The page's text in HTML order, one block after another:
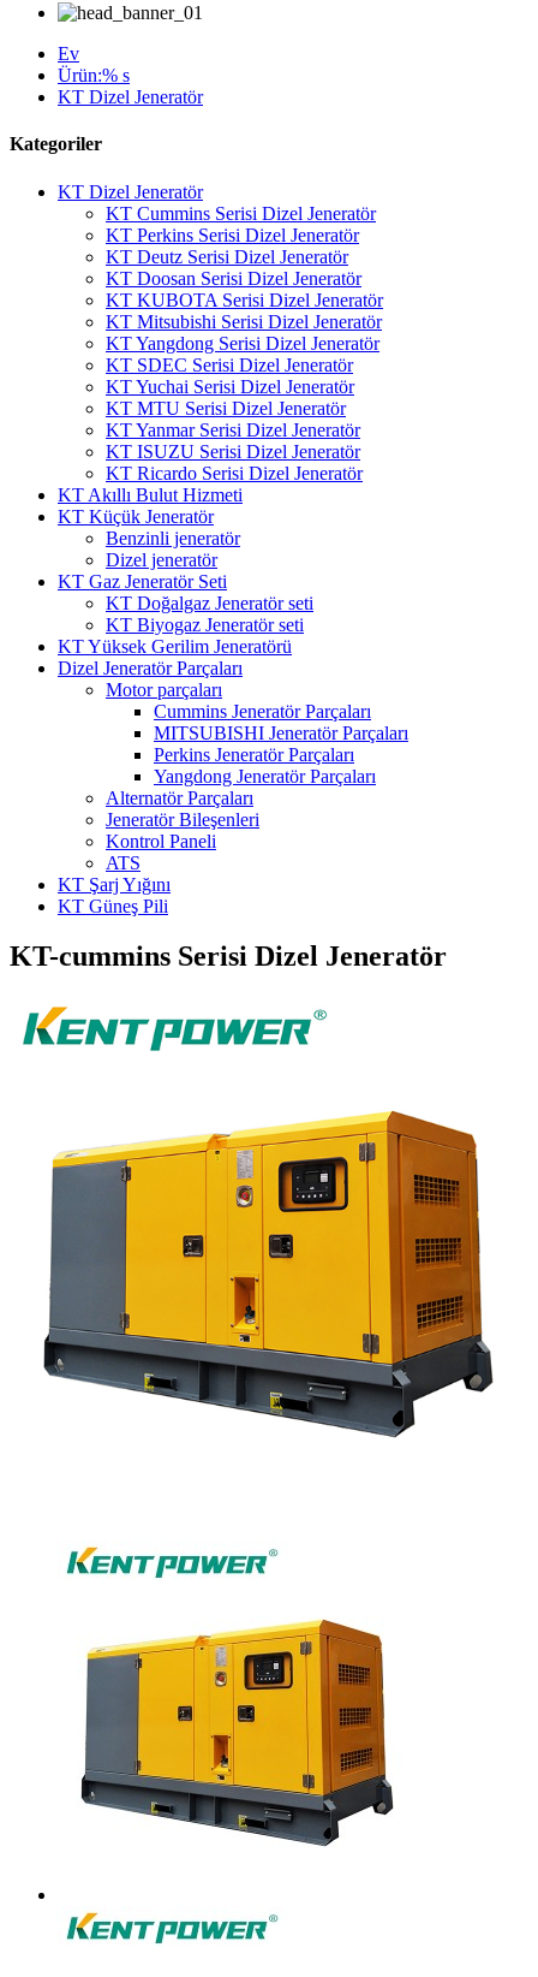
Ev
Ürün:% s
KT Dizel Jeneratör
Kategoriler
KT Dizel Jeneratör
KT Cummins Serisi Dizel Jeneratör
KT Perkins Serisi Dizel Jeneratör
KT Deutz Serisi Dizel Jeneratör
KT Doosan Serisi Dizel Jeneratör
KT KUBOTA Serisi Dizel Jeneratör
KT Mitsubishi Serisi Dizel Jeneratör
KT Yangdong Serisi Dizel Jeneratör
KT SDEC Serisi Dizel Jeneratör
KT Yuchai Serisi Dizel Jeneratör
KT MTU Serisi Dizel Jeneratör
KT Yanmar Serisi Dizel Jeneratör
KT ISUZU Serisi Dizel Jeneratör
KT Ricardo Serisi Dizel Jeneratör
KT Akıllı Bulut Hizmeti
KT Küçük Jeneratör
Benzinli jeneratör
Dizel jeneratör
KT Gaz Jeneratör Seti
KT Doğalgaz Jeneratör seti
KT Biyogaz Jeneratör seti
KT Yüksek Gerilim Jeneratörü
Dizel Jeneratör Parçaları
Motor parçaları
Cummins Jeneratör Parçaları
MITSUBISHI Jeneratör Parçaları
Perkins Jeneratör Parçaları
Yangdong Jeneratör Parçaları
Alternatör Parçaları
Jeneratör Bileşenleri
Kontrol Paneli
ATS
KT Şarj Yığını
KT Güneş Pili
KT-cummins Serisi Dizel Jeneratör